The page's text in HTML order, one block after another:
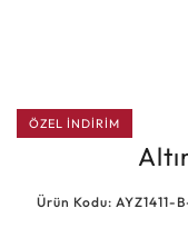
ÖZEL İNDİRİM
Ürün Kodu: AYZ1411-